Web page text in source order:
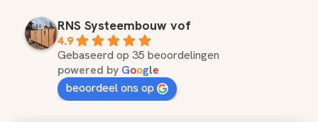
RNS Systeembouw vof
4.9
Gebaseerd op 35 beoordelingen
powered by Google
beoordeel ons op